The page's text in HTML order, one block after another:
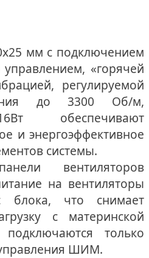
мм с подключением
«горячей
регулируемой
до 3300 Об/м,
обеспечивают
и энергоэффективное
системы.
вентиляторов
на вентиляторы
блока, что снимает
с материнской
только
ШИМ.